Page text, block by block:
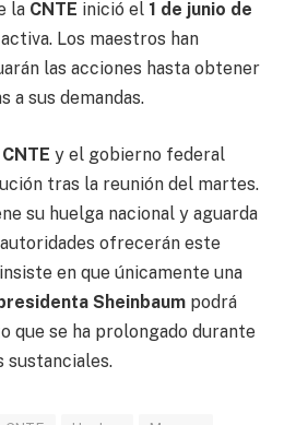
la CNTE inició el 1 de junio de
Los maestros han
las acciones hasta obtener
a sus demandas.
CNTE y el gobierno federal
tras la reunión del martes.
su huelga nacional y aguarda
ofrecerán este
en que únicamente una
Sheinbaum podrá
que se ha prolongado durante
sustanciales.